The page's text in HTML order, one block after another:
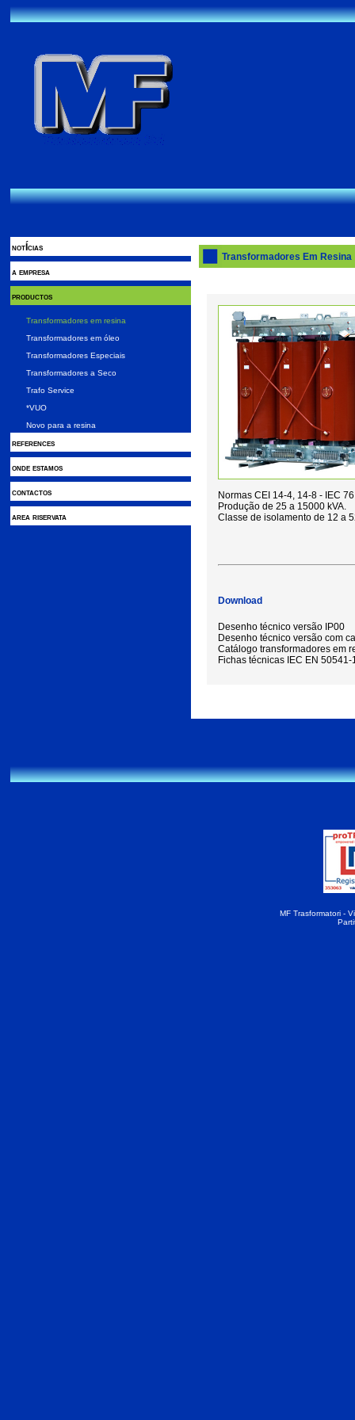
notÍcias
a empresa
productos
Transformadores em resina
Transformadores em óleo
Transformadores Especiais
Transformadores a Seco
Trafo Service
*VUO
Novo para a resina
references
onde estamos
contactos
area riservata
Transformadores Em Resina
Normas CEI 14-4, 14-8 - IEC
Produção de 25 a 15000 kVA.
Classe de isolamento de 12 a
Download
Desenho técnico versão IP00
Desenho técnico versão com
Catálogo transformadores em
Fichas técnicas IEC EN 50541-
MF Trasformatori -